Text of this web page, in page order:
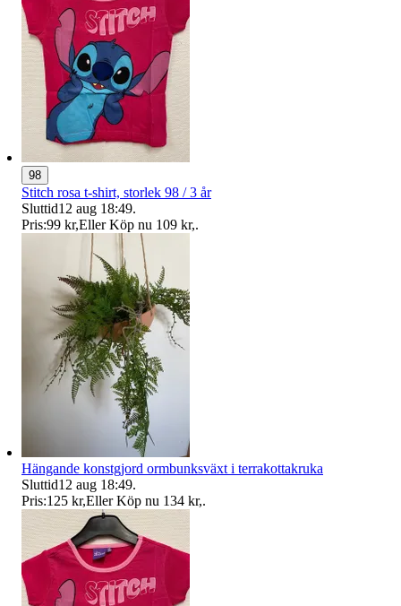
98
Stitch rosa t-shirt, storlek 98 / 3 år
Sluttid12 aug 18:49.
Pris:99 kr,Eller Köp nu 109 kr,.
Hängande konstgjord ormbunksväxt i terrakottakruka
Sluttid12 aug 18:49.
Pris:125 kr,Eller Köp nu 134 kr,.